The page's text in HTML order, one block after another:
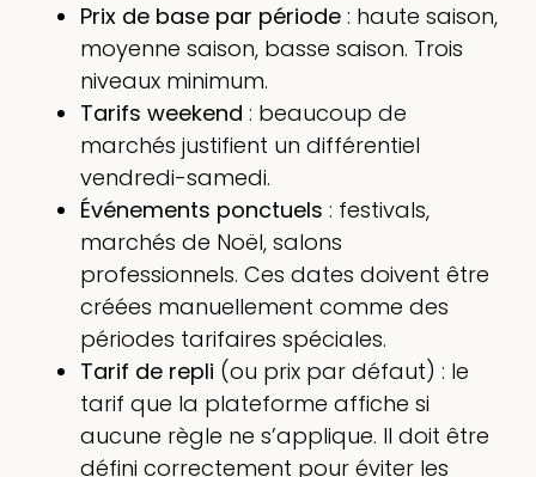
Prix de base par période: haute saison,
moyenne saison, basse saison. Trois
niveaux minimum.
Tarifs weekend : beaucoup de
marchés justifient un différentiel
vendredi-samedi.
Événements ponctuels : festivals,
marchés de Noël, salons
professionnels. Ces dates doivent être
créées manuellement comme des
périodes tarifaires spéciales.
Tarif de repli (ou prix par défaut) : le
tarif que la plateforme affiche si
aucune règle ne s’applique. Il doit être
défini correctement pour éviter les